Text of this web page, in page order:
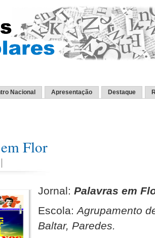
Nacional Apresentação Destaque
Flor
Jornal: Palavras em
Escola:Agrupamento
Baltar, Paredes.